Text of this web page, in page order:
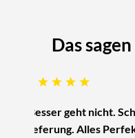
Das
„Besser geht nicht.
Lieferung. Alles